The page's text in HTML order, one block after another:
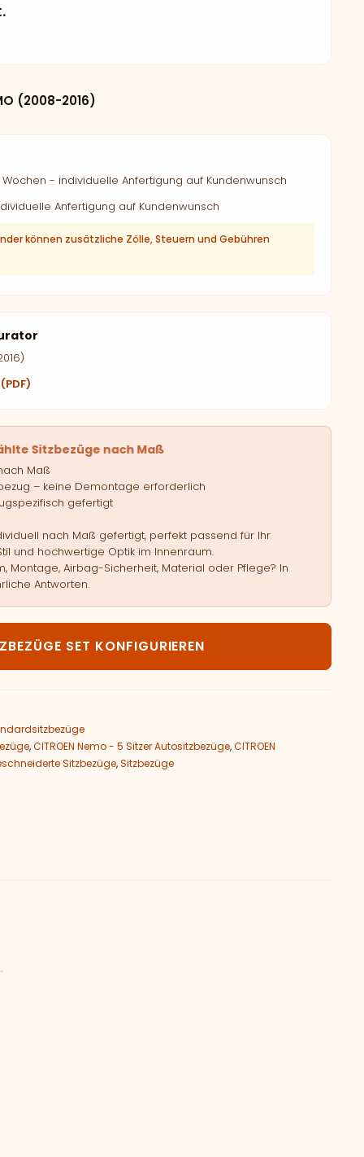
(2008-2016)
- individuelle Anfertigung auf Kundenwunsch
Anfertigung auf Kundenwunsch
können zusätzliche Zölle, Steuern und Gebühren
Sitzbezüge nach Maß
Maß
– keine Demontage erforderlich
gefertigt
nach Maß gefertigt, perfekt passend für Ihr
und hochwertige Optik im Innenraum.
Montage, Airbag-Sicherheit, Material oder Pflege? In
Antworten.
SET KONFIGURIEREN
,CITROEN Nemo - 5 Sitzer Autositzbezüge,CITROEN
Sitzbezüge,Sitzbezüge